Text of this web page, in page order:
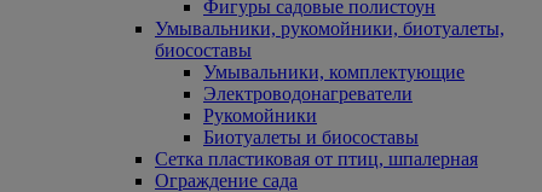
Фигуры садовые полистоун
Умывальники, рукомойники, биотуалеты,
биосоставы
Умывальники, комплектующие
Электроводонагреватели
Рукомойники
Биотуалеты и биосоставы
Сетка пластиковая от птиц, шпалерная
Ограждение сада